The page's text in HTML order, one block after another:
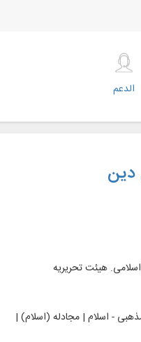
الدعم
دین
هیئت تحریریه
- اسلام | مجادله (اسلام) |